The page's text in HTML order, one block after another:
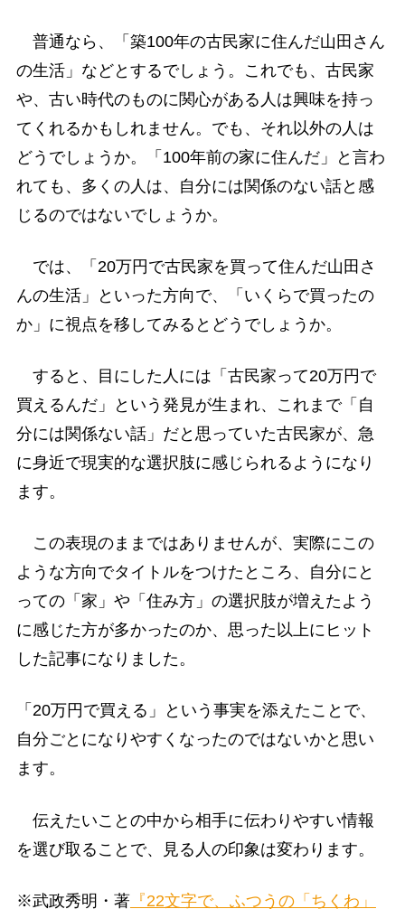
普通なら、「築100年の古民家に住んだ山田さん
の生活」などとするでしょう。これでも、古民家
や、古い時代のものに関心がある人は興味を持っ
てくれるかもしれません。でも、それ以外の人は
どうでしょうか。「100年前の家に住んだ」と言わ
れても、多くの人は、自分には関係のない話と感
じるのではないでしょうか。
では、「20万円で古民家を買って住んだ山田さ
んの生活」といった方向で、「いくらで買ったの
か」に視点を移してみるとどうでしょうか。
すると、目にした人には「古民家って20万円で
買えるんだ」という発見が生まれ、これまで「自
分には関係ない話」だと思っていた古民家が、急
に身近で現実的な選択肢に感じられるようになり
ます。
この表現のままではありませんが、実際にこの
ような方向でタイトルをつけたところ、自分にと
っての「家」や「住み方」の選択肢が増えたよう
に感じた方が多かったのか、思った以上にヒット
した記事になりました。
「20万円で買える」という事実を添えたことで、
自分ごとになりやすくなったのではないかと思い
ます。
伝えたいことの中から相手に伝わりやすい情報
を選び取ることで、見る人の印象は変わります。
※武政秀明・著『22文字で、ふつうの「ちくわ」